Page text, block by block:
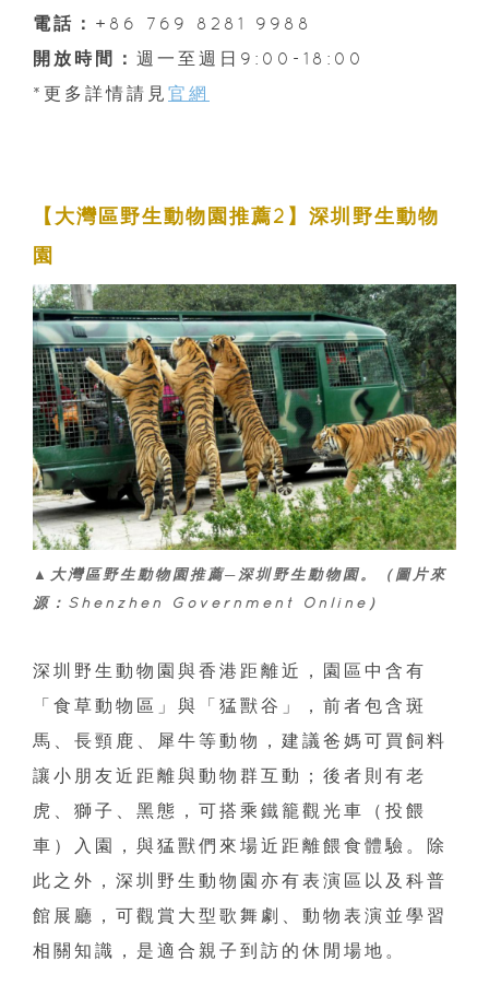
電話： +86 769 8281 9988
開放時間： 週一至週日9:00-18:00
*更多詳情請見 官網
【大灣區野生動物園推薦2】深圳野生動物
園
▲大灣區野生動物園推薦─深圳野生動物園。（圖片來
源：Shenzhen Government Online）
深圳野生動物園與香港距離近，園區中含有
「食草動物區」與「猛獸谷」，前者包含斑
馬、長頸鹿、犀牛等動物，建議爸媽可買飼料
讓小朋友近距離與動物群互動；後者則有老
虎、獅子、黑態，可搭乘鐵籠觀光車（投餵
車）入園，與猛獸們來場近距離餵食體驗。除
此之外，深圳野生動物園亦有表演區以及科普
館展廳，可觀賞大型歌舞劇、動物表演並學習
相關知識，是適合親子到訪的休閒場地。